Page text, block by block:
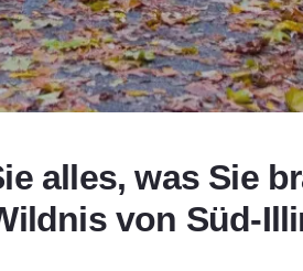
alles, was Sie
von Süd-